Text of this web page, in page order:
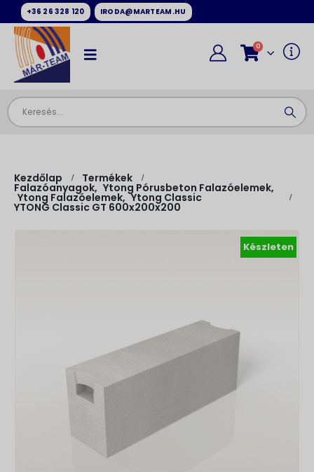
+36 26 328 120 IRODA@MARTEAM.HU
0
Kezdőlap Termékek
Falazóanyagok, Ytong Pórusbeton Falazóelemek,
Ytong Falazóelemek, Ytong Classic
YTONG Classic GT 600x200x200
Készleten